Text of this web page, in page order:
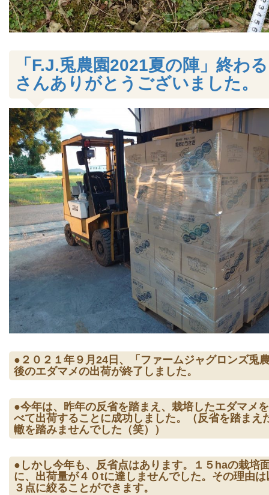
「F.J.兎農園2021夏の陣」終わ
さんありがとうございました。
●２０２１年９月24日、「ファームジャグロンズ兎
後のエダマメの出荷が終了しました。
●今年は、昨年の反省を踏まえ、栽培したエダマメ
べて出荷することに成功しました。（反省を踏まえ
轍を踏みませんでした（笑））
●しかし今年も、反省点はあります。１５haの栽培
に、出荷量が４０tに達しませんでした。その理由は
３点に絞ることができます。